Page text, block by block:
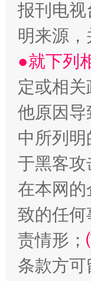
阿坝州三
国家大学
报刊电
明来源，
●就下列
定或相
他原因导
中所列
于黑客
在本网
致的任何
责情形；
条款方